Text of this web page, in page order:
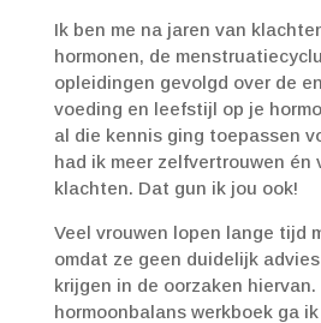
Ik ben me na jaren van
hormonen, de
opleidingen gevolgd over de
voeding en leefstijl op je
al die kennis ging toepassen
had ik meer zelfvertrouwen én
klachten. Dat gun ik jou ook!
Veel vrouwen lopen lange tijd
omdat ze geen duidelijk
krijgen in de oorzaken
hormoonbalans werkboek ga